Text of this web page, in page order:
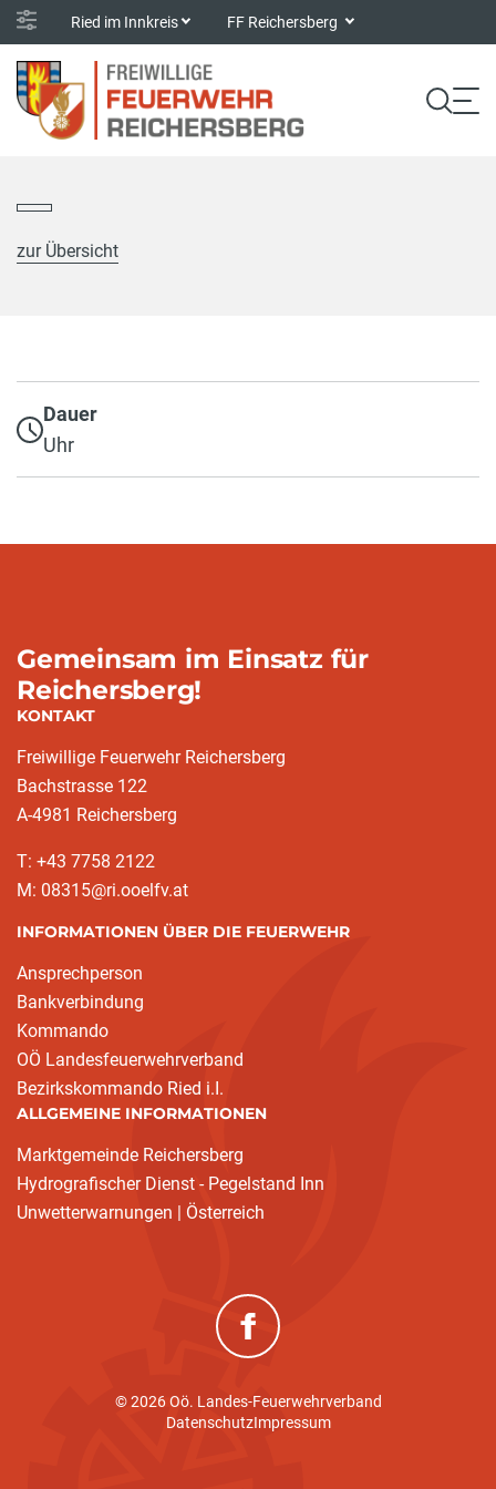
Ried im Innkreis FF Reichersberg
zur Übersicht
Dauer
Uhr
Gemeinsam im Einsatz für
Reichersberg!
KONTAKT
Freiwillige Feuerwehr Reichersberg
Bachstrasse 122
A-4981 Reichersberg
T: +43 7758 2122
M: 08315@ri.ooelfv.at
INFORMATIONEN ÜBER DIE FEUERWEHR
Ansprechperson
Bankverbindung
Kommando
OÖ Landesfeuerwehrverband
Bezirkskommando Ried i.I.
ALLGEMEINE INFORMATIONEN
Marktgemeinde Reichersberg
Hydrografischer Dienst - Pegelstand Inn
Unwetterwarnungen | Österreich
(neues Fenster)
© 2026 Oö. Landes-Feuerwehrverband
DatenschutzImpressum